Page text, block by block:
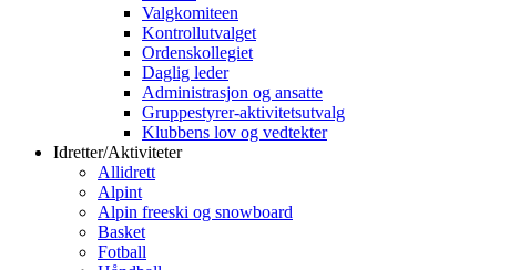
Valgkomiteen
Kontrollutvalget
Ordenskollegiet
Daglig leder
Administrasjon og ansatte
Gruppestyrer-aktivitetsutvalg
Klubbens lov og vedtekter
Idretter/Aktiviteter
Allidrett
Alpint
Alpin freeski og snowboard
Basket
Fotball